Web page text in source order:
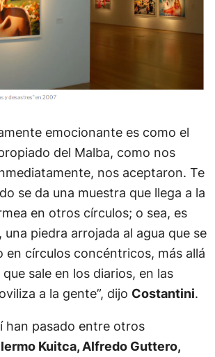
emocionante es como el
del Malba, como nos
nos aceptaron. Te
se da una muestra que llega a la
en otros círculos; o sea, es
piedra arrojada al agua que se
en círculos concéntricos, más allá
sale en los diarios, en las
a la gente”, dijo Costantini.
han pasado entre otros
Kuitca, Alfredo Guttero,